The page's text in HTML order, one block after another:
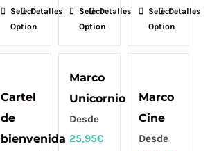
Select
Option
Detalles
Select
Option
Detalles
Select
Option
Detalles
Cartel
de
bienvenida
Marco
Unicornio
Desde
25,95€
Marco
Cine
Desde